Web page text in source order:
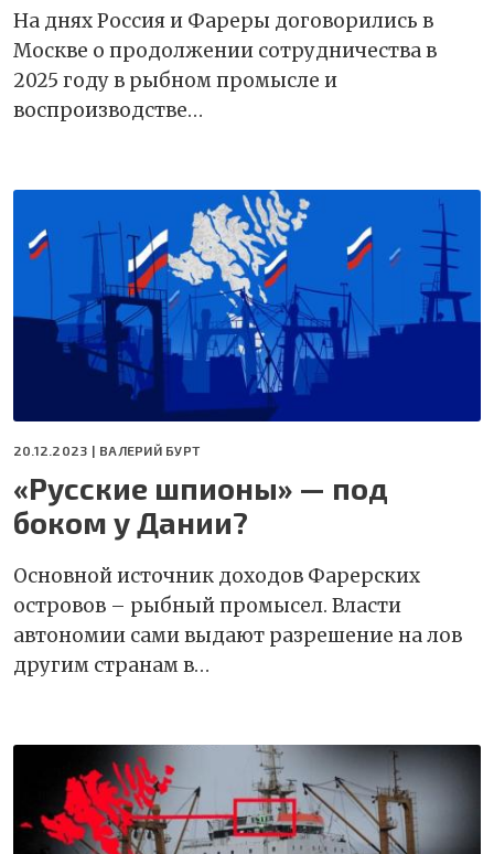
На днях Россия и Фареры договорились в
Москве о продолжении сотрудничества в
2025 году в рыбном промысле и
воспроизводстве…
20.12.2023 | ВАЛЕРИЙ БУРТ
«Русские шпионы» — под
боком у Дании?
Основной источник доходов Фарерских
островов – рыбный промысел. Власти
автономии сами выдают разрешение на лов
другим странам в…